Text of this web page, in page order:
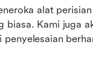
alat
biasa. Kami juga